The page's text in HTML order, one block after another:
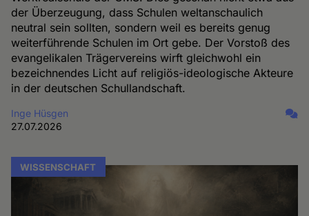
der Überzeugung, dass Schulen weltanschaulich
neutral sein sollten, sondern weil es bereits genug
weiterführende Schulen im Ort gebe. Der Vorstoß des
evangelikalen Trägervereins wirft gleichwohl ein
bezeichnendes Licht auf religiös-ideologische Akteure
in der deutschen Schullandschaft.
Inge Hüsgen
27.07.2026
WISSENSCHAFT